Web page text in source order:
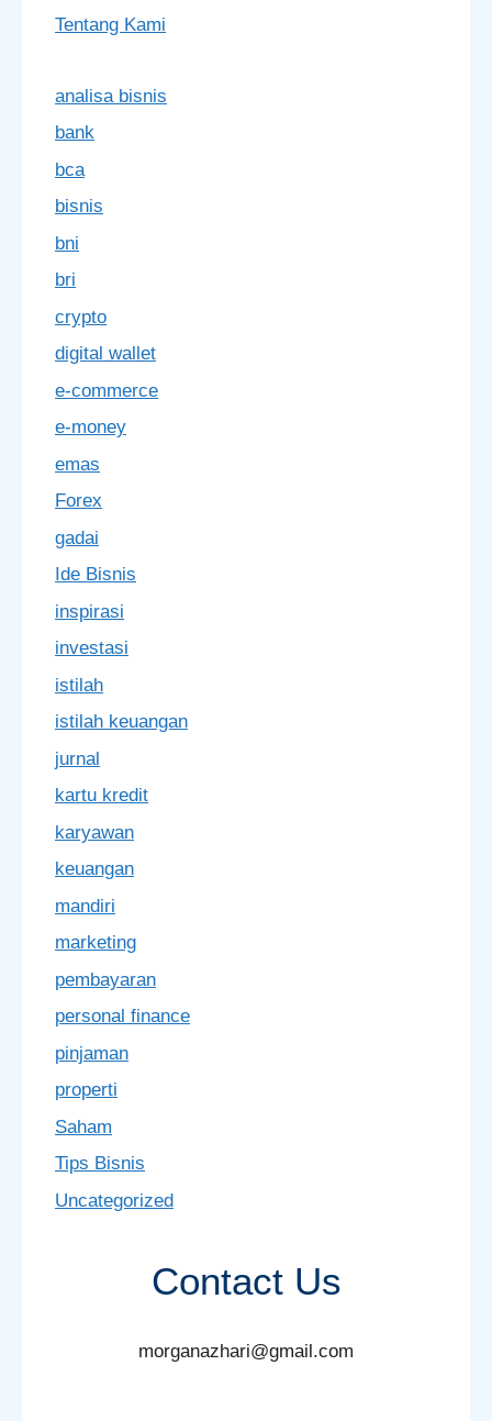
Tentang Kami
analisa bisnis
bank
bca
bisnis
bni
bri
crypto
digital wallet
e-commerce
e-money
emas
Forex
gadai
Ide Bisnis
inspirasi
investasi
istilah
istilah keuangan
jurnal
kartu kredit
karyawan
keuangan
mandiri
marketing
pembayaran
personal finance
pinjaman
properti
Saham
Tips Bisnis
Uncategorized
Contact Us
morganazhari@gmail.com